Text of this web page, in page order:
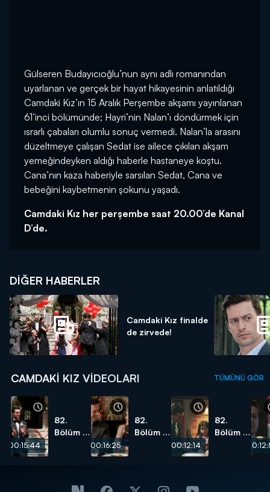
Gülseren Budayıcıoğlu’nun aynı adlı romanından
uyarlanan ve gerçek bir hayat hikayesinin anlatıldığı
Camdaki Kız’ın 15 Aralık Perşembe akşamı yayınlanan
61’inci bölümünde; Hayri’nin Nalan’ı döndürmek için
ısrarlı çabaları olumlu sonuç vermedi. Nalan’la arasını
düzeltmeye çalışan Sedat ise ailece çıkılan akşam
yemeğindeyken aldığı haberle hastaneye koştu.
Cana’nın kaza haberiyle sarsılan Sedat, Cana ve
bebeğini kaybetmenin şokunu yaşadı.
Camdaki Kız her perşembe saat 20.00’de Kanal
D’de.
DIĞER HABERLER
Camdaki Kız finalde
de zirvede!
CAMDAKI KIZ VIDEOLARI TÜMÜNÜ GÖR
00:15:44
82.
Bölüm -
00:16:25
82.
Bölüm -
00:12:14
82.
Bölüm -